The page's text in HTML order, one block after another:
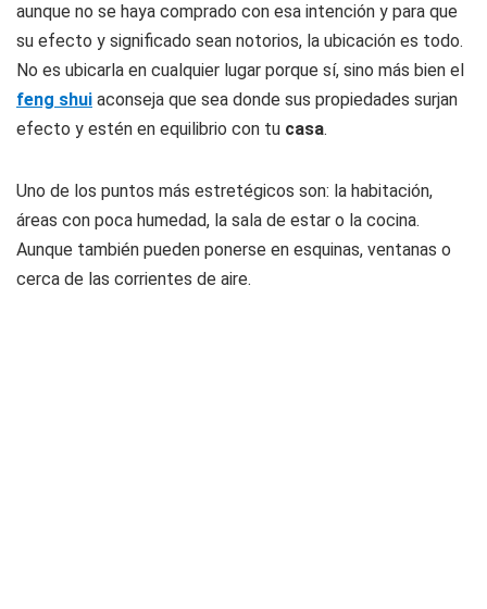
aunque no se haya comprado con esa intención y para que
su efecto y significado sean notorios, la ubicación es todo.
No es ubicarla en cualquier lugar porque sí, sino más bien el
feng shui aconseja que sea donde sus propiedades surjan
efecto y estén en equilibrio con tu casa.
Uno de los puntos más estretégicos son: la habitación,
áreas con poca humedad, la sala de estar o la cocina.
Aunque también pueden ponerse en esquinas, ventanas o
cerca de las corrientes de aire.